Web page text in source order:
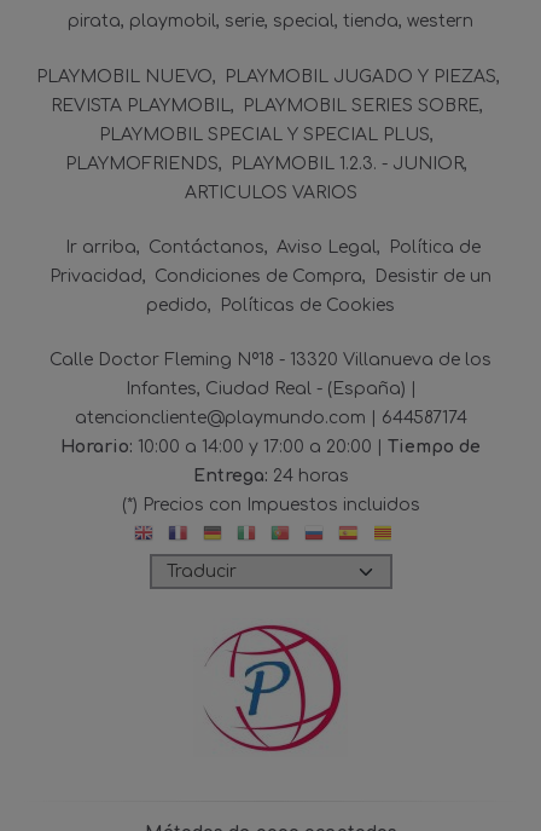
pirata playmobil serie special tienda western
PLAYMOBIL NUEVO
PLAYMOBIL JUGADO Y PIEZAS
REVISTA PLAYMOBIL
PLAYMOBIL SERIES SOBRE
PLAYMOBIL SPECIAL Y SPECIAL PLUS
PLAYMOFRIENDS
PLAYMOBIL 1.2.3. - JUNIOR
ARTICULOS VARIOS
Ir arriba Contáctanos Aviso Legal
Política de
Privacidad
Condiciones de Compra
Desistir de un
pedido
Políticas de Cookies
Calle Doctor Fleming Nº18 - 13320 Villanueva de los
Infantes, Ciudad Real - (España) |
atencioncliente@playmundo.com | 644587174
Horario: 10:00 a 14:00 y 17:00 a 20:00 | Tiempo de
Entrega: 24 horas
(*) Precios con Impuestos incluidos